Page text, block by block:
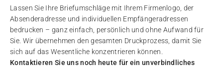
Lassen Sie Ihre Briefumschläge mit Ihrem Firmenlogo, der
Absenderadresse und individuellen Empfängeradressen
bedrucken – ganz einfach, persönlich und ohne Aufwand für
Sie. Wir übernehmen den gesamten Druckprozess, damit Sie
sich auf das Wesentliche konzentrieren können.
Kontaktieren Sie uns noch heute für ein unverbindliches